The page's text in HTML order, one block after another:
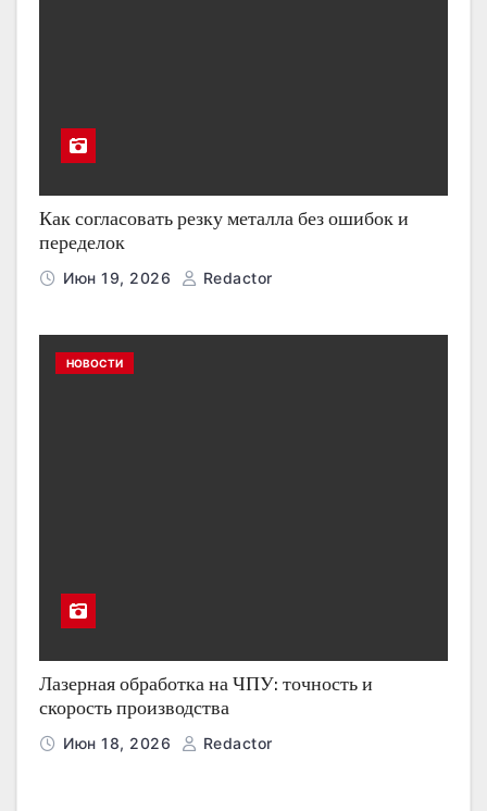
Как согласовать резку металла без ошибок и
переделок
Июн 19, 2026 Redactor
НОВОСТИ
Лазерная обработка на ЧПУ: точность и
скорость производства
Июн 18, 2026 Redactor